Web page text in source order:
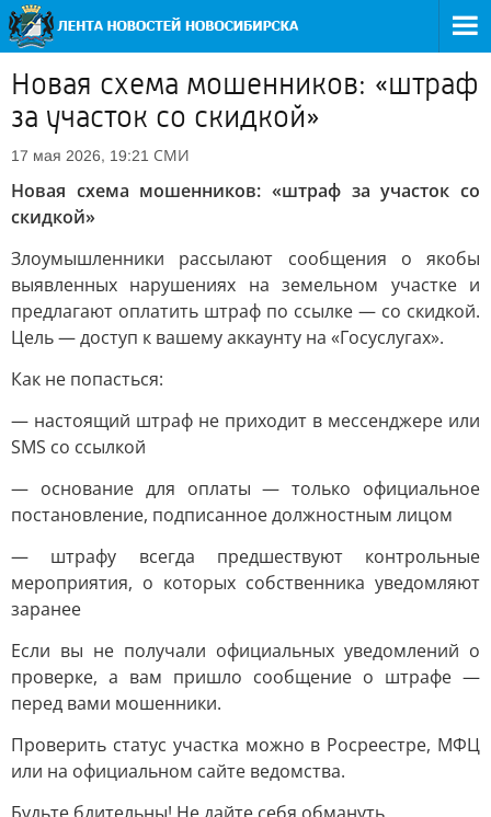
Новая схема мошенников: «штраф
за участок со скидкой»
17 мая 2026, 19:21 СМИ
Новая схема мошенников: «штраф за участок со
скидкой»
Злоумышленники рассылают сообщения о якобы
выявленных нарушениях на земельном участке и
предлагают оплатить штраф по ссылке — со скидкой.
Цель — доступ к вашему аккаунту на «Госуслугах».
Как не попасться:
— настоящий штраф не приходит в мессенджере или
SMS со ссылкой
— основание для оплаты — только официальное
постановление, подписанное должностным лицом
— штрафу всегда предшествуют контрольные
мероприятия, о которых собственника уведомляют
заранее
Если вы не получали официальных уведомлений о
проверке, а вам пришло сообщение о штрафе —
перед вами мошенники.
Проверить статус участка можно в Росреестре, МФЦ
или на официальном сайте ведомства.